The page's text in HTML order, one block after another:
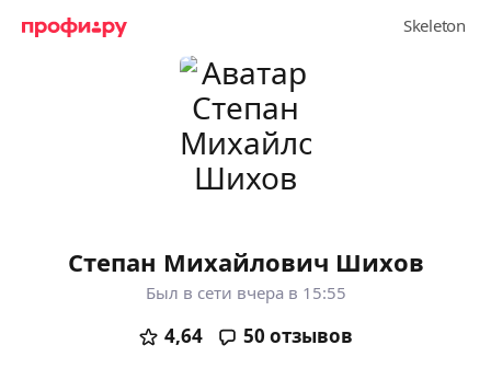
Степан Михайлович Шихов
Был в сети вчера в 15:55
4,64 50 отзывов